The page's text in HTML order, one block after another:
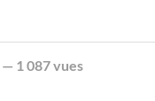
— 1 087 vues